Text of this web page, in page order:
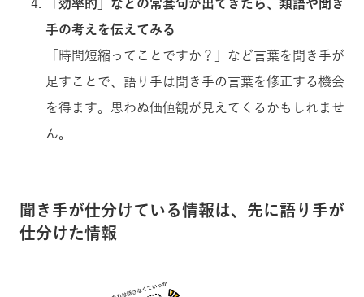
「効率的」などの常套句が出てきたら、類語や聞き
手の考えを伝えてみる
「時間短縮ってことですか？」など言葉を聞き手が
足すことで、語り手は聞き手の言葉を修正する機会
を得ます。思わぬ価値観が見えてくるかもしれませ
ん。
聞き手が仕分けている情報は、先に語り手が
仕分けた情報